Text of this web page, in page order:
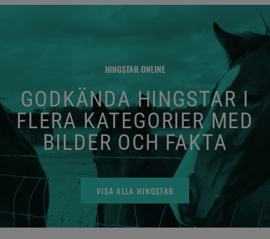
HINGSTAR ONLINE
GODKÄNDA HINGSTAR I
FLERA KATEGORIER MED
BILDER OCH FAKTA
VISA ALLA HINGSTAR